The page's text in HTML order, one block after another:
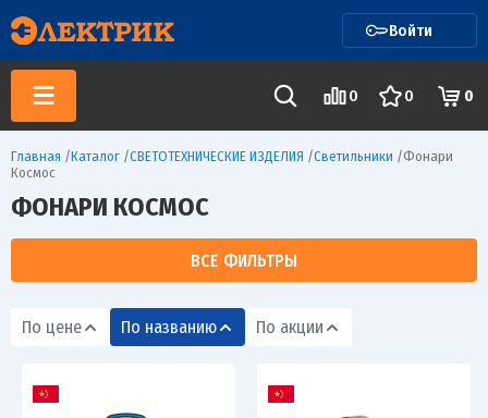
Войти
0 0 0
Главная /Каталог /СВЕТОТЕХНИЧЕСКИЕ ИЗДЕЛИЯ /Светильники /Фонари
Космос
ФОНАРИ КОСМОС
ВСЕ ФИЛЬТРЫ
По цене По названию По акции